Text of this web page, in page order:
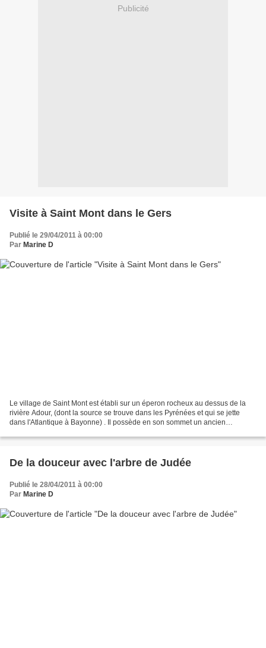
Publicité
Visite à Saint Mont dans le Gers
Publié le 29/04/2011 à 00:00
Par Marine D
Le village de Saint Mont est établi sur un éperon rocheux au dessus de la
rivière Adour, (dont la source se trouve dans les Pyrénées et qui se jette
dans l'Atlantique à Bayonne) . Il possède en son sommet un ancien
De la douceur avec l'arbre de Judée
Publié le 28/04/2011 à 00:00
Par Marine D